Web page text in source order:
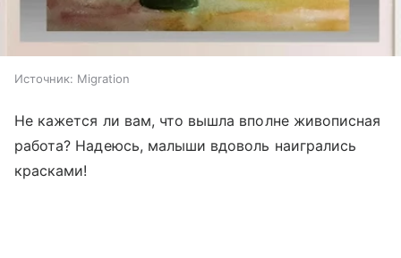
Источник: Migration
Не кажется ли вам, что вышла вполне живописная
работа? Надеюсь, малыши вдоволь наигрались
красками!